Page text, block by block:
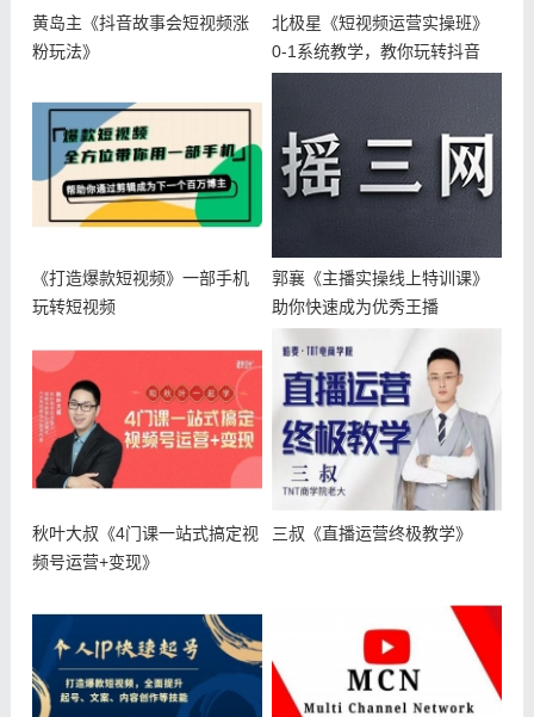
黄岛主《抖音故事会短视频涨
粉玩法》
北极星《短视频运营实操班》
0-1系统教学，教你玩转抖音
《打造爆款短视频》一部手机
玩转短视频
郭襄《主播实操线上特训课》
助你快速成为优秀王播
秋叶大叔《4门课一站式搞定视
频号运营+变现》
三叔《直播运营终极教学》